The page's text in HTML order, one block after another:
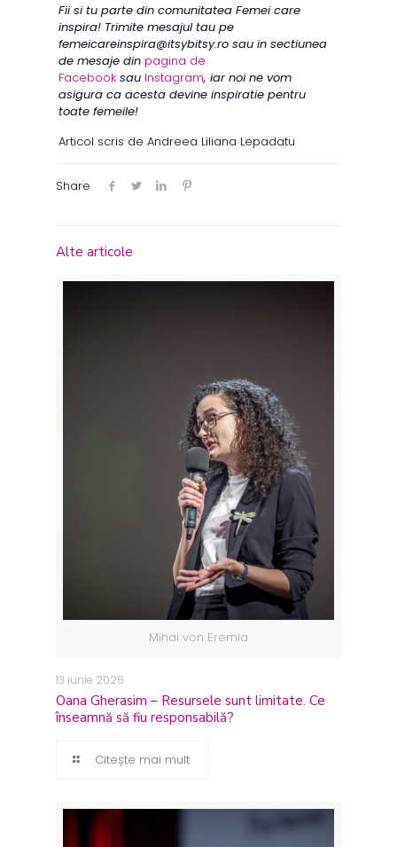
Fii si tu parte din comunitatea Femei care
inspira! Trimite mesajul tau pe
femeicareinspira@itsybitsy.ro sau in sectiunea
de mesaje din pagina de
Facebook sau Instagram, iar noi ne vom
asigura ca acesta devine inspiratie pentru
toate femeile!
Articol scris de Andreea Liliana Lepadatu
Share
Alte articole
Mihai von Eremia
13 iunie 2026
Oana Gherasim – Resursele sunt limitate. Ce
înseamnă să fiu responsabilă?
Citește mai mult